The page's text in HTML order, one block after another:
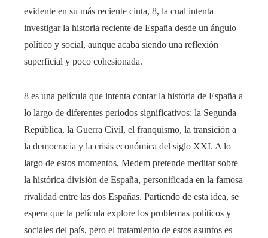
evidente en su más reciente cinta, 8, la cual intenta
investigar la historia reciente de España desde un ángulo
político y social, aunque acaba siendo una reflexión
superficial y poco cohesionada.
8 es una película que intenta contar la historia de España a
lo largo de diferentes periodos significativos: la Segunda
República, la Guerra Civil, el franquismo, la transición a
la democracia y la crisis económica del siglo XXI. A lo
largo de estos momentos, Medem pretende meditar sobre
la histórica división de España, personificada en la famosa
rivalidad entre las dos Españas. Partiendo de esta idea, se
espera que la película explore los problemas políticos y
sociales del país, pero el tratamiento de estos asuntos es